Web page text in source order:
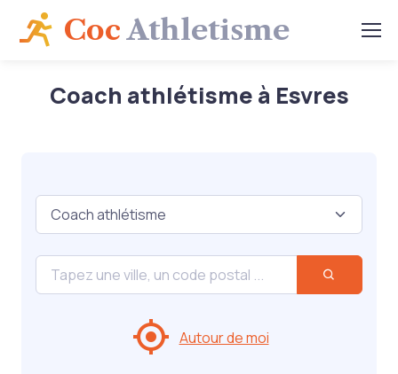
CocAthletisme
Coach athlétisme à Esvres
Autour de moi